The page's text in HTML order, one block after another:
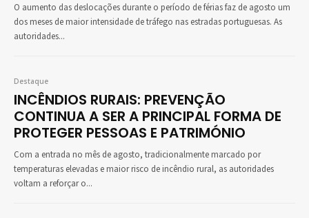
O aumento das deslocações durante o período de férias faz de agosto um
dos meses de maior intensidade de tráfego nas estradas portuguesas. As
autoridades...
Destaque
INCÊNDIOS RURAIS: PREVENÇÃO
CONTINUA A SER A PRINCIPAL FORMA DE
PROTEGER PESSOAS E PATRIMÓNIO
Com a entrada no mês de agosto, tradicionalmente marcado por
temperaturas elevadas e maior risco de incêndio rural, as autoridades
voltam a reforçar o...